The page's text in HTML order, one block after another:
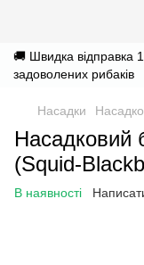
🚚 Швидка відправка
задоволених рибаків
Насадки
(Squid-
В наявності